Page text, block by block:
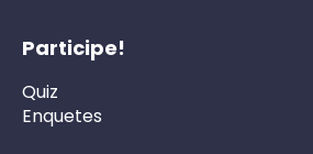
Participe!
Quiz
Enquetes